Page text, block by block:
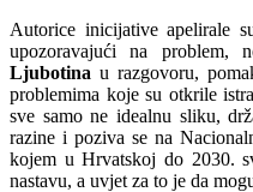
Autorice inicijative apelirale
upozoravajući na problem,
Ljubotina u razgovoru,
problemima koje su otkrile
sve samo ne idealnu sliku,
razine i poziva se na
kojem u Hrvatskoj do 2030.
nastavu, a uvjet za to je da